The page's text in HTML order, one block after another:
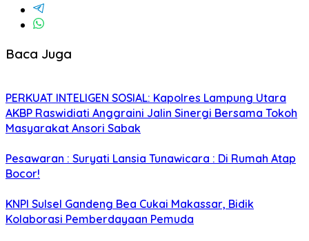
Baca Juga
PERKUAT INTELIGEN SOSIAL: Kapolres Lampung Utara
AKBP Raswidiati Anggraini Jalin Sinergi Bersama Tokoh
Masyarakat Ansori Sabak
Pesawaran : Suryati Lansia Tunawicara : Di Rumah Atap
Bocor!
KNPI Sulsel Gandeng Bea Cukai Makassar, Bidik
Kolaborasi Pemberdayaan Pemuda